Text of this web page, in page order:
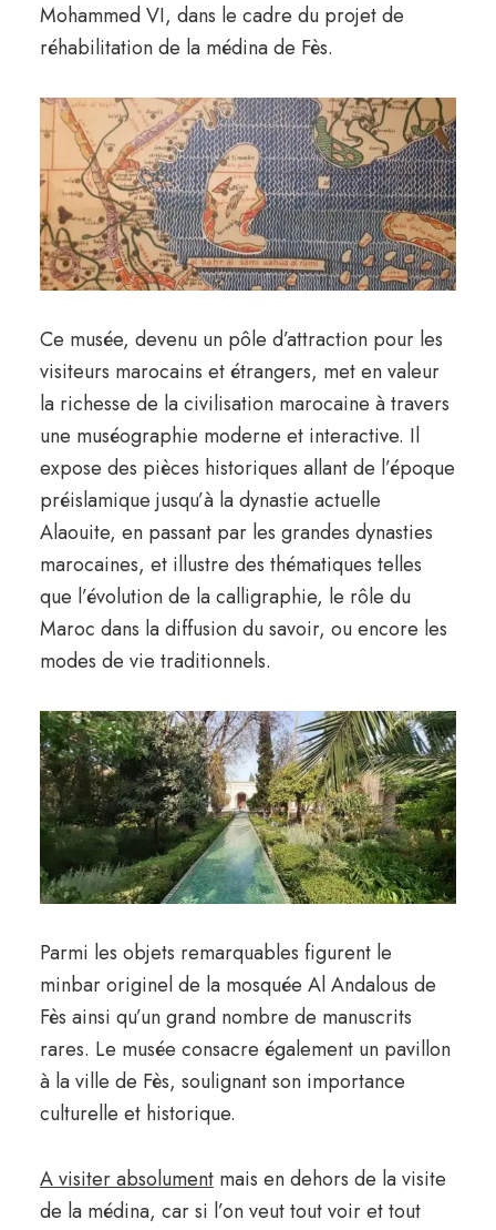
Mohammed VI, dans le cadre du projet de
réhabilitation de la médina de Fès.
Ce musée, devenu un pôle d’attraction pour les
visiteurs marocains et étrangers, met en valeur
la richesse de la civilisation marocaine à travers
une muséographie moderne et interactive. Il
expose des pièces historiques allant de l’époque
préislamique jusqu’à la dynastie actuelle
Alaouite, en passant par les grandes dynasties
marocaines, et illustre des thématiques telles
que l’évolution de la calligraphie, le rôle du
Maroc dans la diffusion du savoir, ou encore les
modes de vie traditionnels.
Parmi les objets remarquables figurent le
minbar originel de la mosquée Al Andalous de
Fès ainsi qu’un grand nombre de manuscrits
rares. Le musée consacre également un pavillon
à la ville de Fès, soulignant son importance
culturelle et historique.
A visiter absolumentmais en dehors de la visite
de la médina, car si l’on veut tout voir et tout